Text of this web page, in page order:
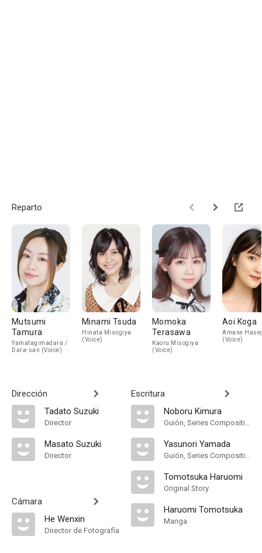
Reparto
Mutsumi
Tamura
Yamatagimadara /
Dara-san (Voice)
Minami Tsuda
Hinata Misogiya
(Voice)
Momoka
Terasawa
Kaoru Misogiya
(Voice)
Aoi Koga
Amane
(Voice)
Dirección
Tadato Suzuki
Director
Masato Suzuki
Director
Cámara
He Wenxin
Director de Fotografía
Escritura
Noboru Kimura
Guión, Series Composition
Yasunori Yamada
Guión, Series Composition
Tomotsuka Haruomi
Original Story
Haruomi Tomotsuka
Manga